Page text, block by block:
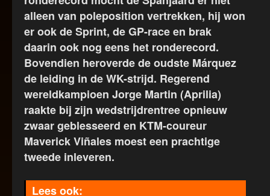
alleen van poleposition vertrekken, hij won
er ook de Sprint, de GP-race en brak
daarin ook nog eens het ronderecord.
Bovendien heroverde de oudste Márquez
de leiding in de WK-strijd. Regerend
wereldkampioen Jorge Martin (Aprilia)
raakte bij zijn wedstrijdrentree opnieuw
zwaar geblesseerd en KTM-coureur
Maverick Viñales moest een prachtige
tweede inleveren.